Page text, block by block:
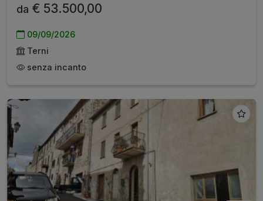
da € 53.500,00
09/09/2026
Terni
senza incanto